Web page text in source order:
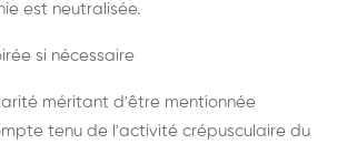
est neutralisée.
si nécessaire
méritant d'être mentionnée
tenu de l'activité crépusculaire du